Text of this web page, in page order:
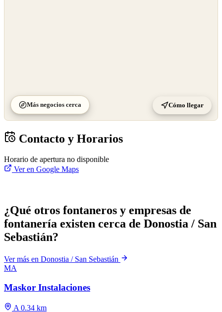
Más negocios cerca Cómo llegar
Contacto y Horarios
Horario de apertura no disponible
Ver en Google Maps
¿Qué otros fontaneros y empresas de
fontanería existen cerca de Donostia / San
Sebastián?
Ver más en Donostia / San Sebastián
MA
Maskor Instalaciones
A 0.34 km